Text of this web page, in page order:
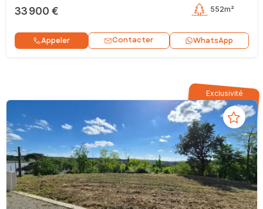
33 900 € 552m²
Appeler Contacter WhatsApp
Exclusivité